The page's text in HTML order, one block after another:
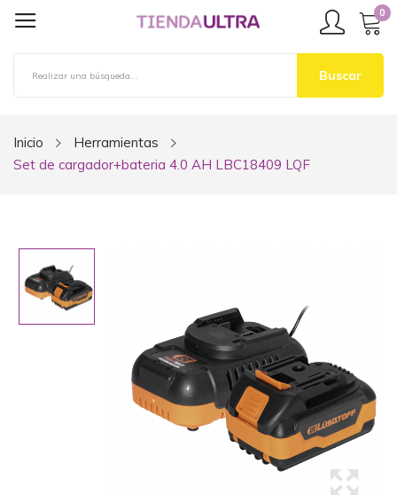
0
Buscar
Inicio
Herramientas
Set de cargador+bateria 4.0 AH LBC18409 LQF